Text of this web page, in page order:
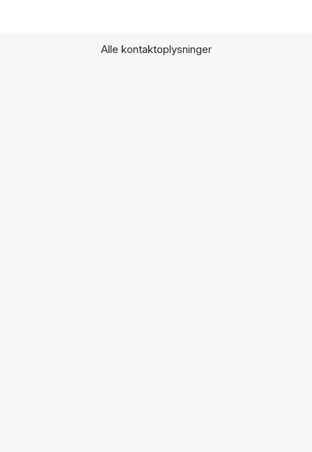
Alle kontaktoplysninger